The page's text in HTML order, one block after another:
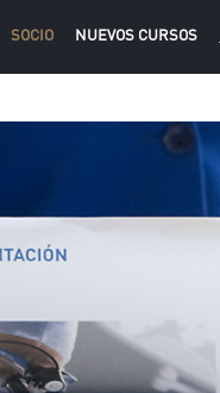
SOCIO NUEVOS CURSOS